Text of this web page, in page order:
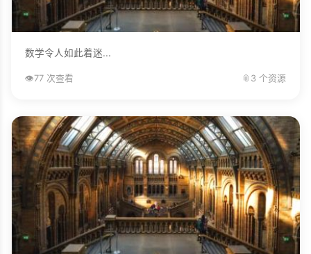
数学令人如此着迷...
👁️77 次查看 📎 3 个资源